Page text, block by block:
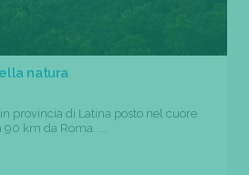
natura
provincia di Latina posto nel cuore
km da Roma. ...